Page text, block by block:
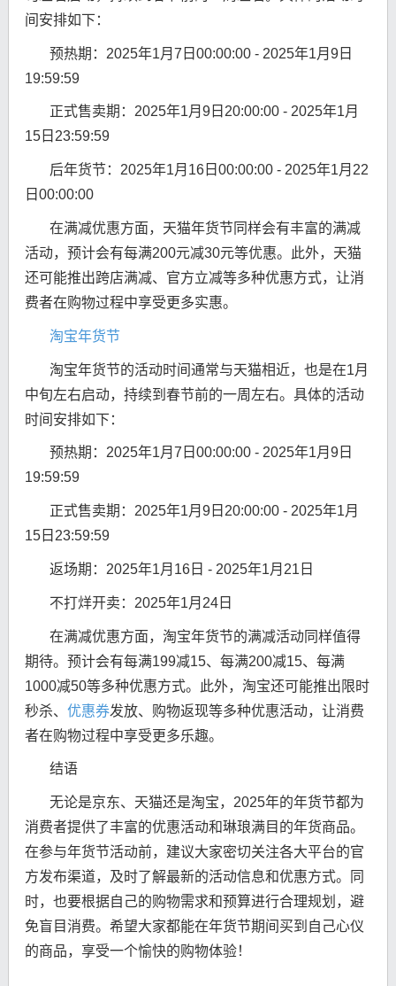
间安排如下：
预热期：2025年1月7日00:00:00 - 2025年1月9日
19:59:59
正式售卖期：2025年1月9日20:00:00 - 2025年1月
15日23:59:59
后年货节：2025年1月16日00:00:00 - 2025年1月22
日00:00:00
在满减优惠方面，天猫年货节同样会有丰富的满减
活动，预计会有每满200元减30元等优惠。此外，天猫
还可能推出跨店满减、官方立减等多种优惠方式，让消
费者在购物过程中享受更多实惠。
淘宝年货节
淘宝年货节的活动时间通常与天猫相近，也是在1月
中旬左右启动，持续到春节前的一周左右。具体的活动
时间安排如下：
预热期：2025年1月7日00:00:00 - 2025年1月9日
19:59:59
正式售卖期：2025年1月9日20:00:00 - 2025年1月
15日23:59:59
返场期：2025年1月16日 - 2025年1月21日
不打烊开卖：2025年1月24日
在满减优惠方面，淘宝年货节的满减活动同样值得
期待。预计会有每满199减15、每满200减15、每满
1000减50等多种优惠方式。此外，淘宝还可能推出限时
秒杀、 优惠券发放、购物返现等多种优惠活动，让消费
者在购物过程中享受更多乐趣。
结语
无论是京东、天猫还是淘宝，2025年的年货节都为
消费者提供了丰富的优惠活动和琳琅满目的年货商品。
在参与年货节活动前，建议大家密切关注各大平台的官
方发布渠道，及时了解最新的活动信息和优惠方式。同
时，也要根据自己的购物需求和预算进行合理规划，避
免盲目消费。希望大家都能在年货节期间买到自己心仪
的商品，享受一个愉快的购物体验！